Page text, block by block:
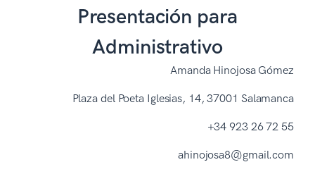
Presentación para
Administrativo
Amanda Hinojosa Gómez
Plaza del Poeta Iglesias, 14, 37001 Salamanca
+34 923 26 72 55
ahinojosa8@gmail.com